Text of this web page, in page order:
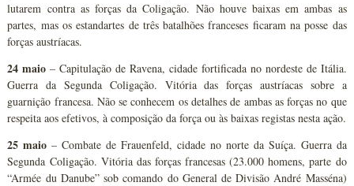
lutarem contra as forças da Coligação. Não houve baixas em ambas as
partes, mas os estandartes de três batalhões franceses ficaram na posse das
forças austríacas.
24 maio – Capitulação de Ravena, cidade fortificada no nordeste de Itália.
Guerra da Segunda Coligação. Vitória das forças austríacas sobre a
guarnição francesa. Não se conhecem os detalhes de ambas as forças no que
respeita aos efetivos, à composição da força ou às baixas registas nesta ação.
25 maio – Combate de Frauenfeld, cidade no norte da Suíça. Guerra da
Segunda Coligação. Vitória das forças francesas (23.000 homens, parte do
“Armée du Danube” sob comando do General de Divisão André Masséna)